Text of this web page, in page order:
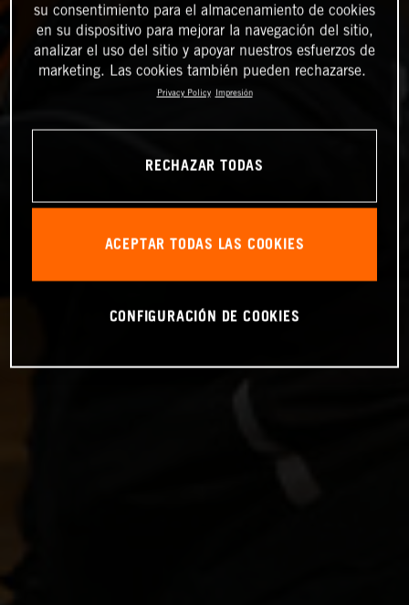
su consentimiento para el almacenamiento de cookies
en su dispositivo para mejorar la navegación del sitio,
analizar el uso del sitio y apoyar nuestros esfuerzos de
marketing. Las cookies también pueden rechazarse.
Privacy Policy Impresión
RECHAZAR TODAS
ACEPTAR TODAS LAS COOKIES
CONFIGURACIÓN DE COOKIES